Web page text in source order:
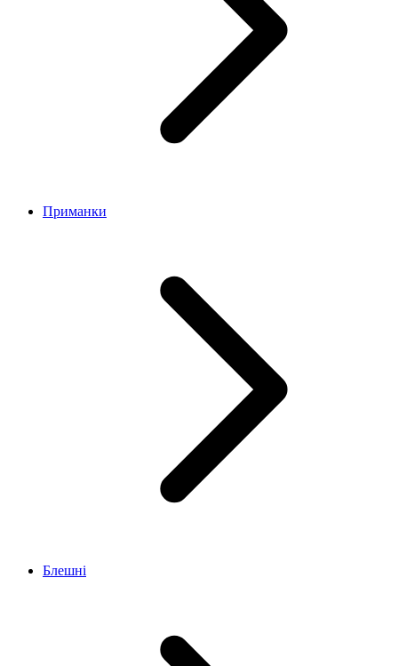
Приманки
Блешні